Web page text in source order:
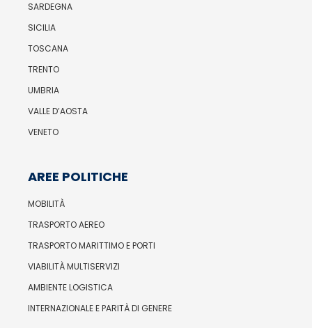
SARDEGNA
SICILIA
TOSCANA
TRENTO
UMBRIA
VALLE D’AOSTA
VENETO
AREE POLITICHE
MOBILITÀ
TRASPORTO AEREO
TRASPORTO MARITTIMO E PORTI
VIABILITÀ MULTISERVIZI
AMBIENTE LOGISTICA
INTERNAZIONALE E PARITÀ DI GENERE